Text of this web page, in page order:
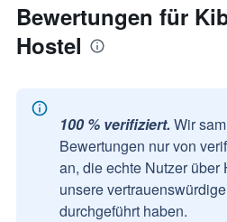
Bewertungen für
Hostel
100 % verifiziert. Wir
Bewertungen nur von
an, die echte Nutzer
unsere
durchgeführt haben.